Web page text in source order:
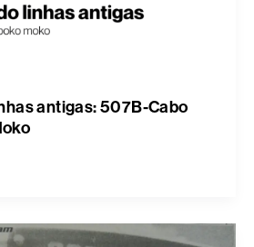
antigas: 507B-Cabo